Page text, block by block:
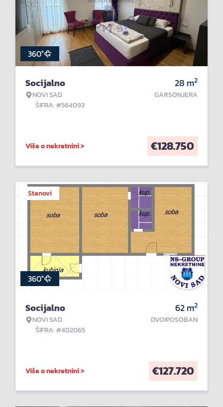
360°
Socijalno
NOVI SAD
ŠIFRA: #564093
28 m2
GARSONJERA
Više o nekretnini > €128.750
Stanovi
360°
Socijalno
NOVI SAD
ŠIFRA: #402065
62m2
DVOIPOSOBAN
Više o nekretnini > €127.720